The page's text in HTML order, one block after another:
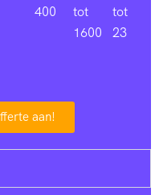
400
tot
1600
tot
23
aan!